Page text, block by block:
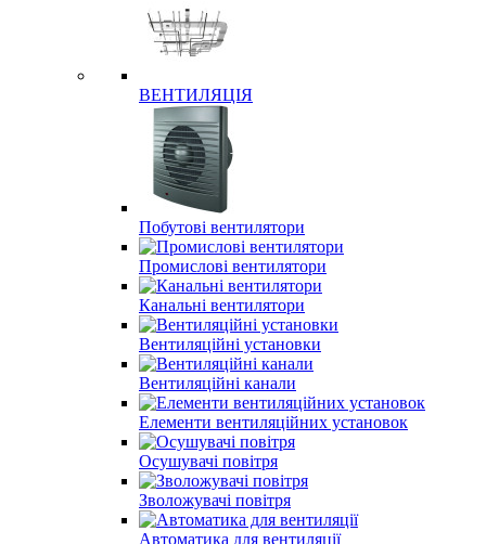
ВЕНТИЛЯЦІЯ
Побутові вентилятори
Промислові вентилятори
Канальні вентилятори
Вентиляційні установки
Вентиляційні канали
Елементи вентиляційних установок
Осушувачі повітря
Зволожувачі повітря
Автоматика для вентиляції